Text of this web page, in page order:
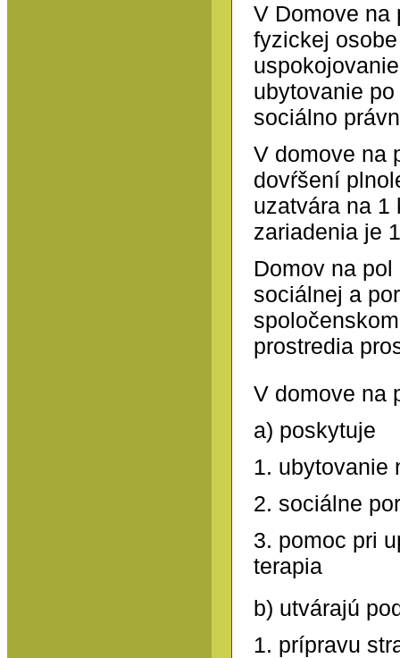
V Domove na
fyzickej
ubytovanie
sociálno
V domove na
dovŕšení
uzatvára na 1
zariadenia je
Domov na
sociálnej a
prostredia
V domove na
a) poskytuje
1. ubytovanie
2. sociálne
3. pomoc pri
terapia
b) utvárajú
1. prípravu